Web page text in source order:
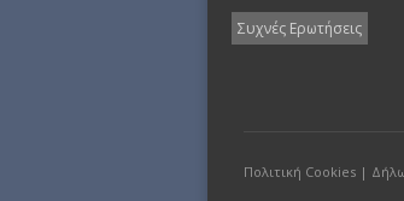
Συχνές Ερωτήσεις
Πολιτική Cookies |